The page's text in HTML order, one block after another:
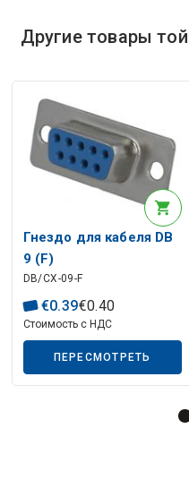
Описание искусственного интеллекта
Описание искусственного интеллекта
Другие товары
Гнездо для кабеля DB
9 (F)
DB/CX-09-F
€0.39€0.40
Стоимость с НДС
ПЕРЕСМОТРЕТЬ